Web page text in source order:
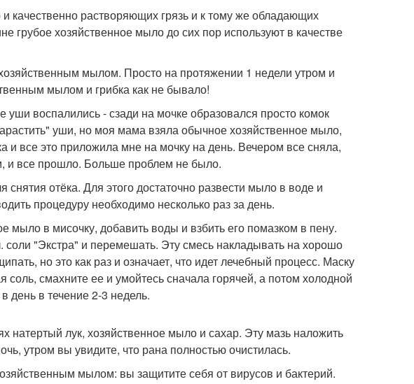
качественно растворяющих грязь и к тому же обладающих
хозяйственное мыло до сих пор используют в качестве
мылом. Просто на протяжении 1 недели утром и
мылом и грибка как не бывало!
уши воспалились - сзади на мочке образовался просто комок
уши, но моя мама взяла обычное хозяйственное мыло,
и все это приложила мне на мочку на день. Вечером все сняла,
и все прошло. Больше проблем не было.
отёка. Для этого достаточно развести мыло в воде и
процедуру необходимо несколько раз за день.
мыло в мисочку, добавить воды и взбить его помазком в пену.
соли "Экстра" и перемешать. Эту смесь накладывать на хорошо
но это как раз и означает, что идет лечебный процесс. Маску
соль, смахните ее и умойтесь сначала горячей, а потом холодной
день в течение 2-3 недель.
лук, хозяйственное мыло и сахар. Эту мазь наложить
утром вы увидите, что рана полностью очистилась.
мылом: вы защитите себя от вирусов и бактерий.